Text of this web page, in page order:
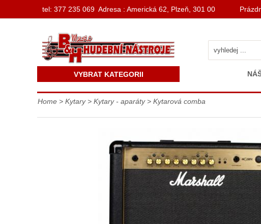
Home > Kytary> Kytary - aparáty> Kytarová comba
VYBRAT KATEGORII
tel: 377 235 069 Adresa : Americká 62, Plzeň, 301 00